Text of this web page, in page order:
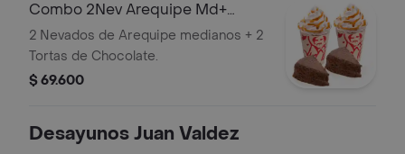
Combo 2Nev Arequipe Md+
2TortasChocolate
2 Nevados de Arequipe medianos + 2
Tortas de Chocolate.
$ 69.600
Desayunos Juan Valdez